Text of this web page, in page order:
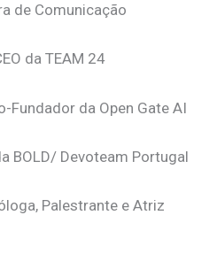
de Comunicação
da TEAM 24
Fundador da Open Gate AI
BOLD/ Devoteam Portugal
Palestrante e Atriz